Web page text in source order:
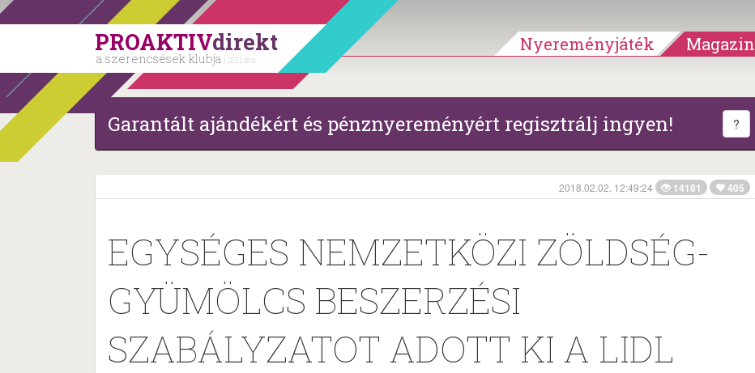
PROAKTIVdirekt
a szerencsések klubja | 2011 óta
Nyereményjáték Magazin
Garantált ajándékért és pénznyereményért regisztrálj ingyen! ?
2018.02.02. 12:49:24 14181 405
EGYSÉGES NEMZETKÖZI ZÖLDSÉG-
GYÜMÖLCS BESZERZÉSI
SZABÁLYZATOT ADOTT KI A LIDL